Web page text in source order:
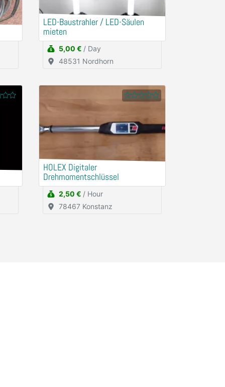
LED-Baustrahler / LED-Säulen
mieten
5,00 € / Day
48531 Nordhorn
HOLEX Digitaler
Drehmomentschlüssel
2,50 € / Hour
78467 Konstanz